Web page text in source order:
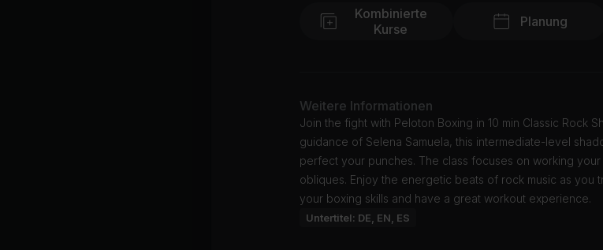
Kombinierte
Kurse
Planung
Weitere Informationen
Join the fight with Peloton Boxing in 10 min Classic Rock
guidance of Selena Samuela, this intermediate-level
perfect your punches. The class focuses on working
obliques. Enjoy the energetic beats of rock music as you
your boxing skills and have a great workout experience.
Untertitel: DE, EN, ES